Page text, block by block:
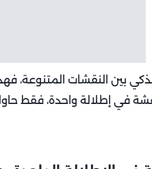
بين النقشات المتنوعة،
في إطلالة واحدة، فقط